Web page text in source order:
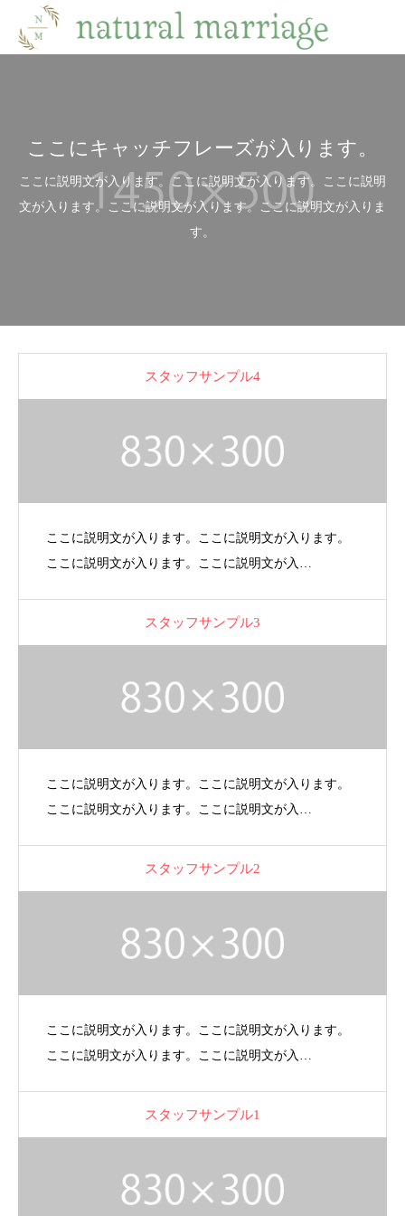
ここにキャッチフレーズが入ります。
ここに説明文が入ります。ここに説明文が入ります。ここに説明
文が入ります。ここに説明文が入ります。ここに説明文が入りま
す。
スタッフサンプル4
ここに説明文が入ります。ここに説明文が入ります。
ここに説明文が入ります。ここに説明文が入…
スタッフサンプル3
ここに説明文が入ります。ここに説明文が入ります。
ここに説明文が入ります。ここに説明文が入…
スタッフサンプル2
ここに説明文が入ります。ここに説明文が入ります。
ここに説明文が入ります。ここに説明文が入…
スタッフサンプル1